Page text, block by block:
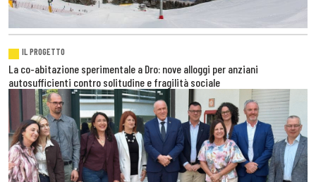
IL PROGETTO
La co-abitazione sperimentale a Dro: nove alloggi per anziani
autosufficienti contro solitudine e fragilità sociale